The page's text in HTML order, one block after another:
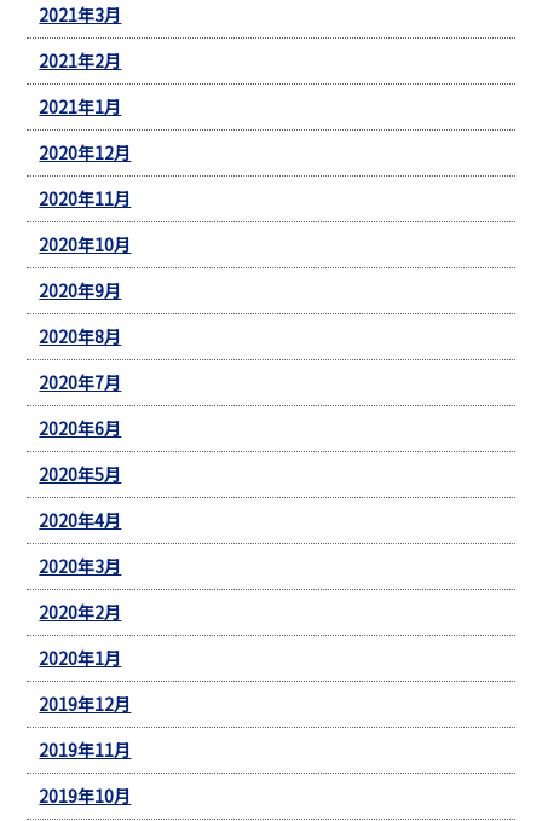
2021年3月
2021年2月
2021年1月
2020年12月
2020年11月
2020年10月
2020年9月
2020年8月
2020年7月
2020年6月
2020年5月
2020年4月
2020年3月
2020年2月
2020年1月
2019年12月
2019年11月
2019年10月